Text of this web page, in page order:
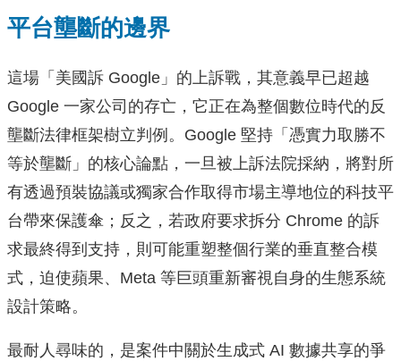
平台壟斷的邊界
這場「美國訴 Google」的上訴戰，其意義早已超越
Google 一家公司的存亡，它正在為整個數位時代的反
壟斷法律框架樹立判例。Google 堅持「憑實力取勝不
等於壟斷」的核心論點，一旦被上訴法院採納，將對所
有透過預裝協議或獨家合作取得市場主導地位的科技平
台帶來保護傘；反之，若政府要求拆分 Chrome 的訴
求最終得到支持，則可能重塑整個行業的垂直整合模
式，迫使蘋果、Meta 等巨頭重新審視自身的生態系統
設計策略。
最耐人尋味的，是案件中關於生成式 AI 數據共享的爭